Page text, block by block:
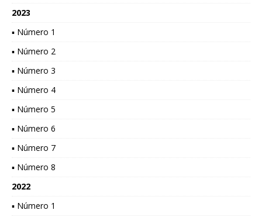
2023
▪ Número 1
▪ Número 2
▪ Número 3
▪ Número 4
▪ Número 5
▪ Número 6
▪ Número 7
▪ Número 8
2022
▪ Número 1